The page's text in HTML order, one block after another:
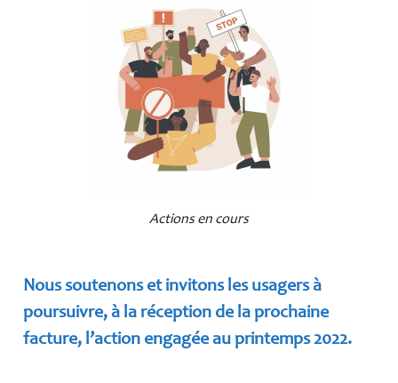
Actions en cours
Nous soutenons et invitons les usagers à
poursuivre, à la réception de la prochaine
facture, l’action engagée au printemps 2022.